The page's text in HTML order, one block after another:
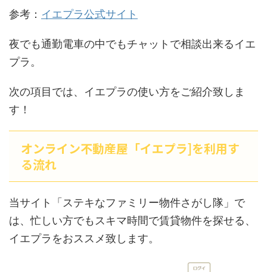
参考： イエプラ公式サイト
夜でも通勤電車の中でもチャットで相談出来るイエ
プラ。
次の項目では、イエプラの使い方をご紹介致しま
す！
オンライン不動産屋「イエプラ]を利用す
る流れ
当サイト「ステキなファミリー物件さがし隊」で
は、忙しい方でもスキマ時間で賃貸物件を探せる、
イエプラをおススメ致します。